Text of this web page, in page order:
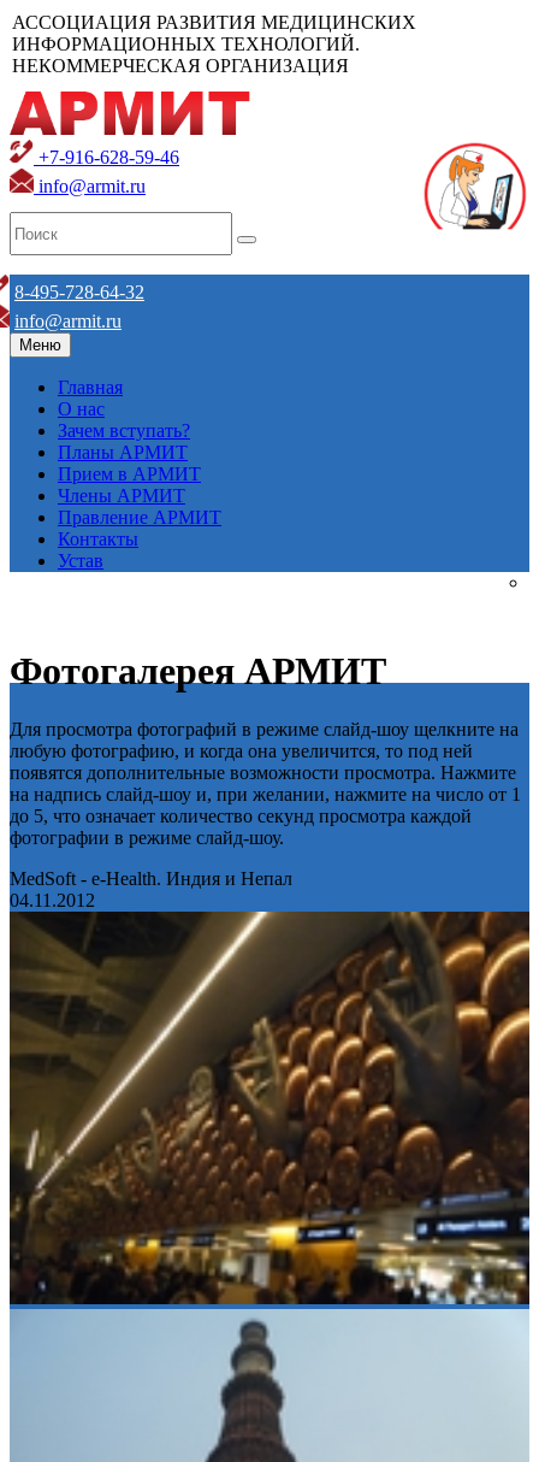
АССОЦИАЦИЯ РАЗВИТИЯ МЕДИЦИНСКИХ
ИНФОРМАЦИОННЫХ ТЕХНОЛОГИЙ.
НЕКОММЕРЧЕСКАЯ ОРГАНИЗАЦИЯ
+7-916-628-59-46
info@armit.ru
8-495-728-64-32
info@armit.ru
Меню
Главная
О нас
Зачем вступать?
Планы АРМИТ
Прием в АРМИТ
Члены АРМИТ
Правление АРМИТ
Контакты
Устав
Фотогалерея АРМИТ
Для просмотра фотографий в режиме слайд-шоу щелкните на
любую фотографию, и когда она увеличится, то под ней
появятся дополнительные возможности просмотра. Нажмите
на надпись слайд-шоу и, при желании, нажмите на число от 1
до 5, что означает количество секунд просмотра каждой
фотографии в режиме слайд-шоу.
MedSoft - e-Health. Индия и Непал
04.11.2012